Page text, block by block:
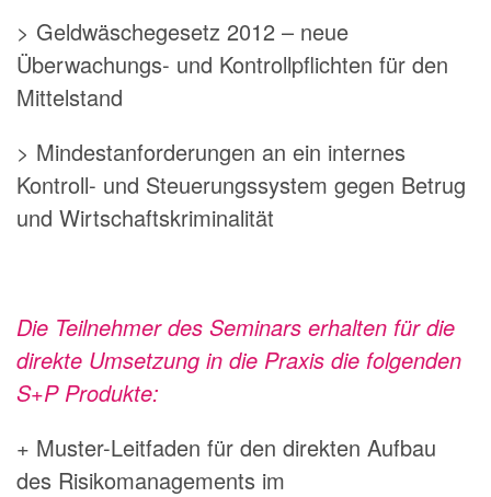
> Geldwäschegesetz 2012 – neue
Überwachungs- und Kontrollpflichten für den
Mittelstand
> Mindestanforderungen an ein internes
Kontroll- und Steuerungssystem gegen Betrug
und Wirtschaftskriminalität
Die Teilnehmer des Seminars erhalten für die
direkte Umsetzung in die Praxis die folgenden
S+P Produkte:
+ Muster-Leitfaden für den direkten Aufbau
des Risikomanagements im